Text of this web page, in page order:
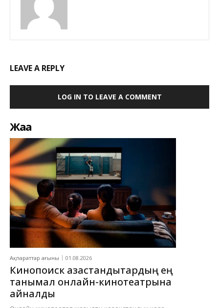
LEAVE A REPLY
LOG IN TO LEAVE A COMMENT
Жаңа
Ақпараттар ағыны 01.08.2026
Кинопоиск қазақстандықтардың ең
танымал онлайн-кинотеатрына
айналды